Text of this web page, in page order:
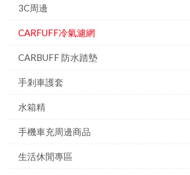
3C周邊
CARFUFF冷氣濾網
CARBUFF 防水踏墊
手剎車護套
水箱精
手機車充周邊商品
生活休閒專區